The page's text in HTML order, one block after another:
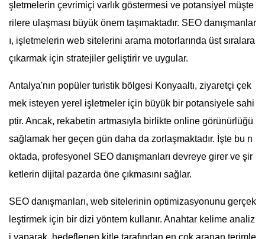
şletmelerin çevrimiçi varlık göstermesi ve potansiyel müşte
rilere ulaşması büyük önem taşımaktadır. SEO danışmanlar
ı, işletmelerin web sitelerini arama motorlarında üst sıralara
çıkarmak için stratejiler geliştirir ve uygular.
Antalya'nın popüler turistik bölgesi Konyaaltı, ziyaretçi çek
mek isteyen yerel işletmeler için büyük bir potansiyele sahi
ptir. Ancak, rekabetin artmasıyla birlikte online görünürlüğü
sağlamak her geçen gün daha da zorlaşmaktadır. İşte bu n
oktada, profesyonel SEO danışmanları devreye girer ve şir
ketlerin dijital pazarda öne çıkmasını sağlar.
SEO danışmanları, web sitelerinin optimizasyonunu gerçek
leştirmek için bir dizi yöntem kullanır. Anahtar kelime analiz
i yaparak, hedeflenen kitle tarafından en çok aranan terimle